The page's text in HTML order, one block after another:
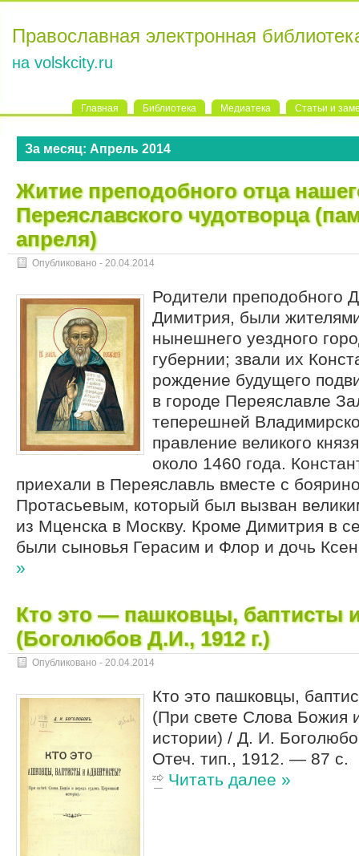
Православная электронная
на volskcity.ru
Главная Библиотека Медиатека Статьи и
За месяц: Апрель 2014
Житие преподобного отца
Переяславского чудотворца
апреля)
Опубликовано - 20.04.2014
Родители преподобного
Димитрия, были
нынешнего уездного
губернии; звали их
рождение будущего
в городе Переяславле
теперешней
правление великого
около 1460 года.
приехали в Переяславль вместе с
Протасьевым, который был вызван
из Мценска в Москву. Кроме Димитрия в
были сыновья Герасим и Флор и дочь
»
Кто это — пашковцы, баптисты
(Боголюбов Д.И., 1912 г.)
Опубликовано - 20.04.2014
Кто это пашковцы,
(При свете Слова Божия
истории) / Д. И.
Отеч. тип., 1912. — 87 с.
Читать далее »